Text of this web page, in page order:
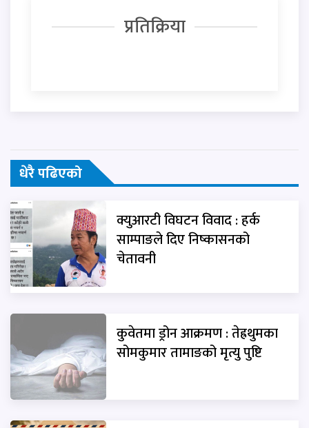
प्रतिक्रिया
धेरै पढिएको
क्युआरटी विघटन विवाद : हर्क
साम्पाङले दिए निष्कासनको
चेतावनी
कुवेतमा ड्रोन आक्रमण : तेह्रथुमका
सोमकुमार तामाङको मृत्यु पुष्टि